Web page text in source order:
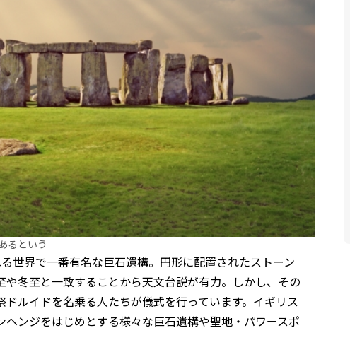
るという
世界で一番有名な巨石遺構。円形に配置されたストーン
冬至と一致することから天文台説が有力。しかし、その
ルイドを名乗る人たちが儀式を行っています。イギリス
ンジをはじめとする様々な巨石遺構や聖地・パワースポ